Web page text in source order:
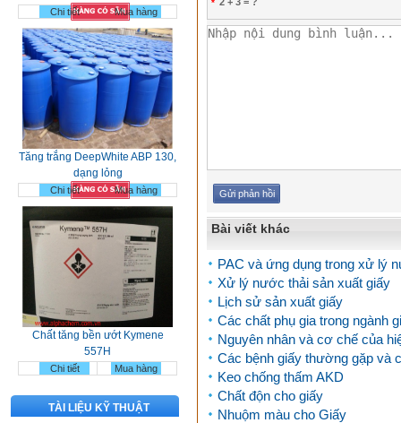
Tăng trắng DeepWhite ABP 130,
dạng lỏng
Chi tiết Mua hàng
Chất tăng bền ướt Kymene
557H
Chi tiết Mua hàng
TÀI LIỆU KỸ THUẬT
*
Bài viết khác
PAC và ứng dụng trong xử lý
Xử lý nước thải sản xuất giấy
Lịch sử sản xuất giấy
Các chất phụ gia trong ngành
Nguyên nhân và cơ chế của
Các bệnh giấy thường gặp và
Keo chống thấm AKD
Chất độn cho giấy
Nhuộm màu cho Giấy